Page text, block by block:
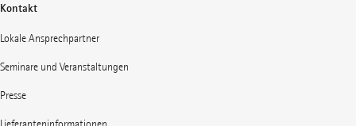
Kontakt
Lokale Ansprechpartner
Seminare und Veranstaltungen
Presse